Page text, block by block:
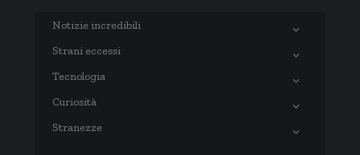
Notizie incredibili
Strani eccessi
Tecnologia
Curiosità
Stranezze